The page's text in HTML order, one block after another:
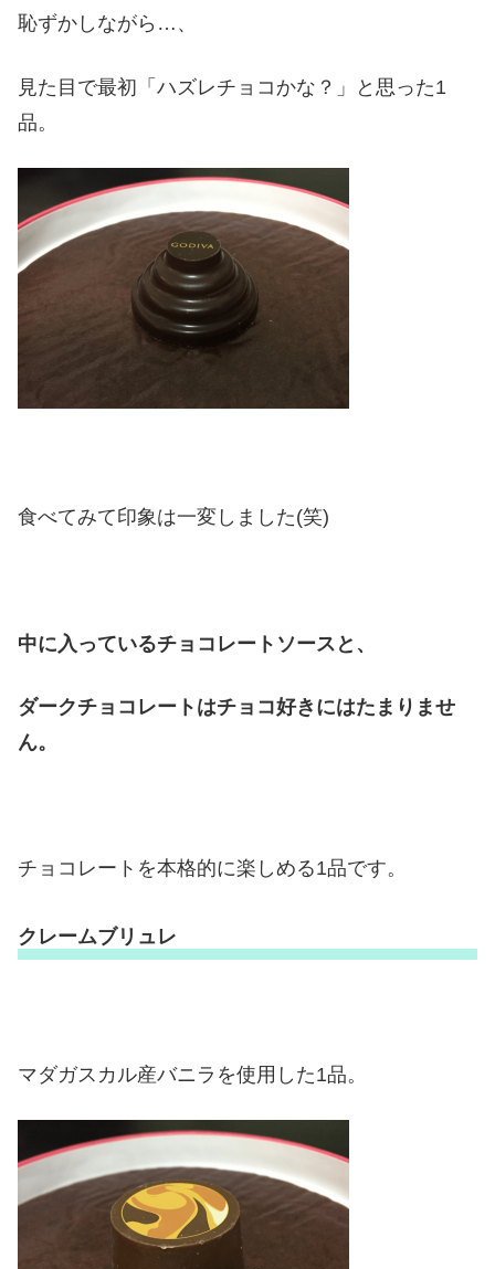
恥ずかしながら…、
見た目で最初「ハズレチョコかな？」と思った1
品。
食べてみて印象は一変しました(笑)
中に入っているチョコレートソースと、
ダークチョコレートはチョコ好きにはたまりませ
ん。
チョコレートを本格的に楽しめる1品です。
クレームブリュレ
マダガスカル産バニラを使用した1品。